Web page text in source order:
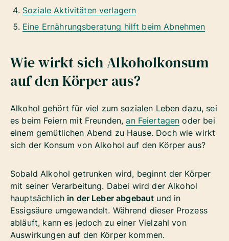
Soziale Aktivitäten verlagern
Eine Ernährungsberatung hilft beim Abnehmen
Wie wirkt sich Alkoholkonsum
auf den Körper aus?
Alkohol gehört für viel zum sozialen Leben dazu, sei
es beim Feiern mit Freunden,an Feiertagen oder bei
einem gemütlichen Abend zu Hause. Doch wie wirkt
sich der Konsum von Alkohol auf den Körper aus?
Sobald Alkohol getrunken wird, beginnt der Körper
mit seiner Verarbeitung. Dabei wird der Alkohol
hauptsächlich in der Leber abgebaut und in
Essigsäure umgewandelt. Während dieser Prozess
abläuft, kann es jedoch zu einer Vielzahl von
Auswirkungen auf den Körper kommen.